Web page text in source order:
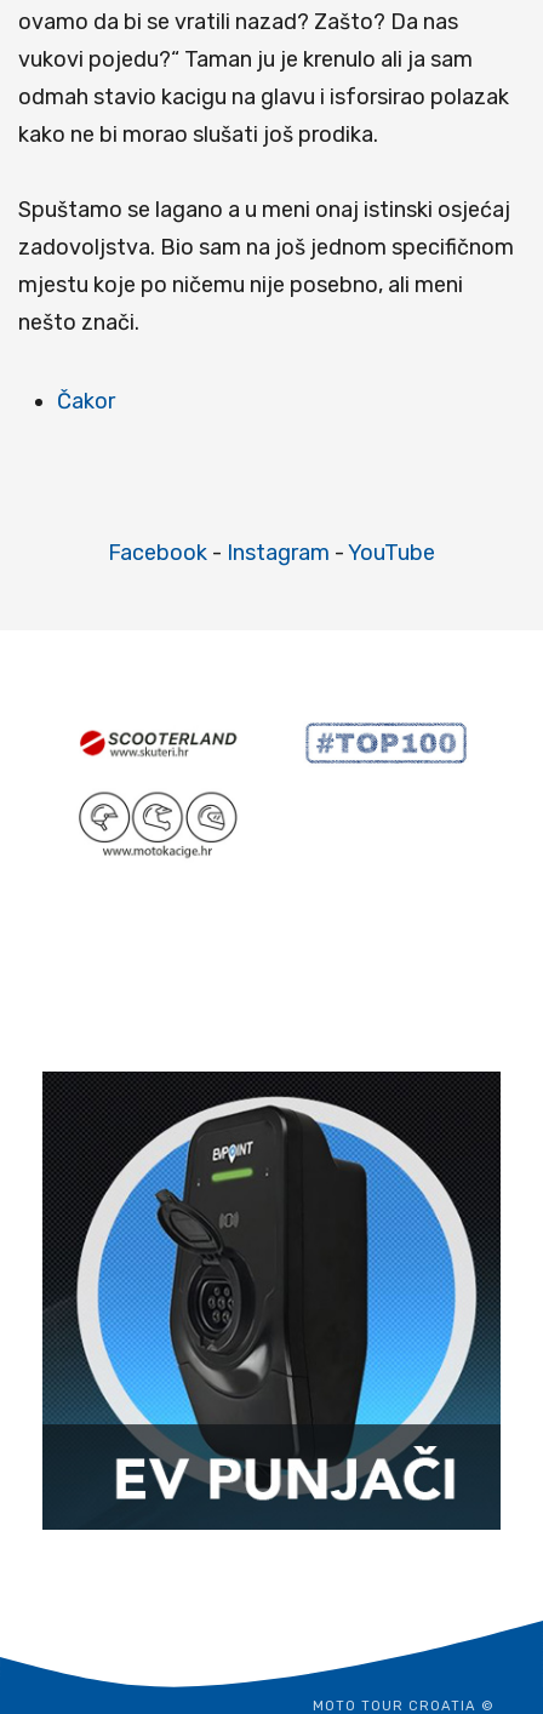
ovamo da bi se vratili nazad? Zašto? Da nas
vukovi pojedu?“ Taman ju je krenulo ali ja sam
odmah stavio kacigu na glavu i isforsirao polazak
kako ne bi morao slušati još prodika.
Spuštamo se lagano a u meni onaj istinski osjećaj
zadovoljstva. Bio sam na još jednom specifičnom
mjestu koje po ničemu nije posebno, ali meni
nešto znači.
Čakor
Facebook - Instagram -YouTube
MOTO TOUR CROATIA ©